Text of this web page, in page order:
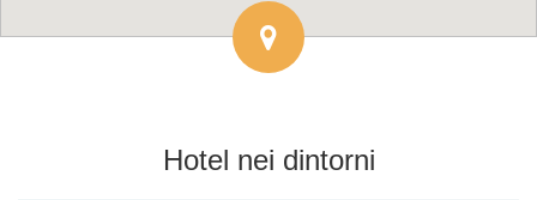
Hotel nei dintorni